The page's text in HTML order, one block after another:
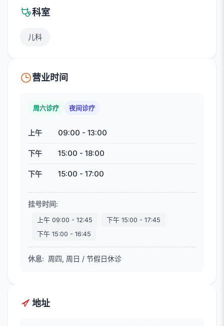
科室
儿科
营业时间
周六诊疗 夜间诊疗
上午 09:00 - 13:00
下午 15:00 - 18:00
下午 15:00 - 17:00
挂号时间:
上午 09:00 - 12:45 下午 15:00 - 17:45
下午 15:00 - 16:45
休息: 周四, 周日 / 节假日休诊
地址